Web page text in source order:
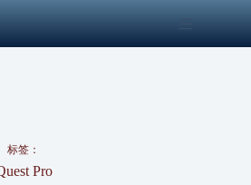
标签：
Pro